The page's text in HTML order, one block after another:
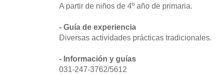
A partir de niños de 4º año de primaria.
- Guía de experiencia
Diversas actividades prácticas tradicionales.
- Información y guías
031-247-3762/5612